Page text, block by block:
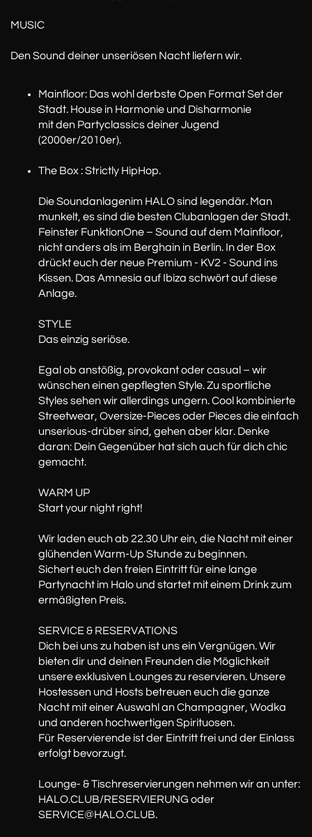
MUSIC
Den Sound deiner unseriösen Nacht liefern wir.
Mainfloor: Das wohl derbste Open Format Set der
Stadt. House in Harmonie und Disharmonie
mit den Partyclassics deiner Jugend
(2000er/2010er).
The Box : Strictly HipHop.
Die Soundanlagenim HALO sind legendär. Man
munkelt, es sind die besten Clubanlagen der Stadt.
Feinster FunktionOne – Sound auf dem Mainfloor,
nicht anders als im Berghain in Berlin. In der Box
drückt euch der neue Premium - KV2 - Sound ins
Kissen. Das Amnesia auf Ibiza schwört auf diese
Anlage.
STYLE
Das einzig seriöse.
Egal ob anstößig, provokant oder casual – wir
wünschen einen gepflegten Style. Zu sportliche
Styles sehen wir allerdings ungern. Cool kombinierte
Streetwear, Oversize-Pieces oder Pieces die einfach
unserious-drüber sind, gehen aber klar. Denke
daran: Dein Gegenüber hat sich auch für dich chic
gemacht.
WARM UP
Start your night right!
Wir laden euch ab 22.30 Uhr ein, die Nacht mit einer
glühenden Warm-Up Stunde zu beginnen.
Sichert euch den freien Eintritt für eine lange
Partynacht im Halo und startet mit einem Drink zum
ermäßigten Preis.
SERVICE & RESERVATIONS
Dich bei uns zu haben ist uns ein Vergnügen. Wir
bieten dir und deinen Freunden die Möglichkeit
unsere exklusiven Lounges zu reservieren. Unsere
Hostessen und Hosts betreuen euch die ganze
Nacht mit einer Auswahl an Champagner, Wodka
und anderen hochwertigen Spirituosen.
Für Reservierende ist der Eintritt frei und der Einlass
erfolgt bevorzugt.
Lounge- & Tischreservierungen nehmen wir an unter:
HALO.CLUB/RESERVIERUNG oder
SERVICE@HALO.CLUB.